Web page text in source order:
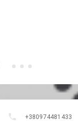
+380974481433